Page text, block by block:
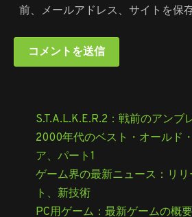
前、メールアドレス、サイトを保存
S.T.A.L.K.E.R.2：戦前のアンブ
2000年代のベスト・オールド
ア、パート1
ゲーム界の最新ニュース：リ
ト、新技術
PC用ゲーム：最新ゲームの概要